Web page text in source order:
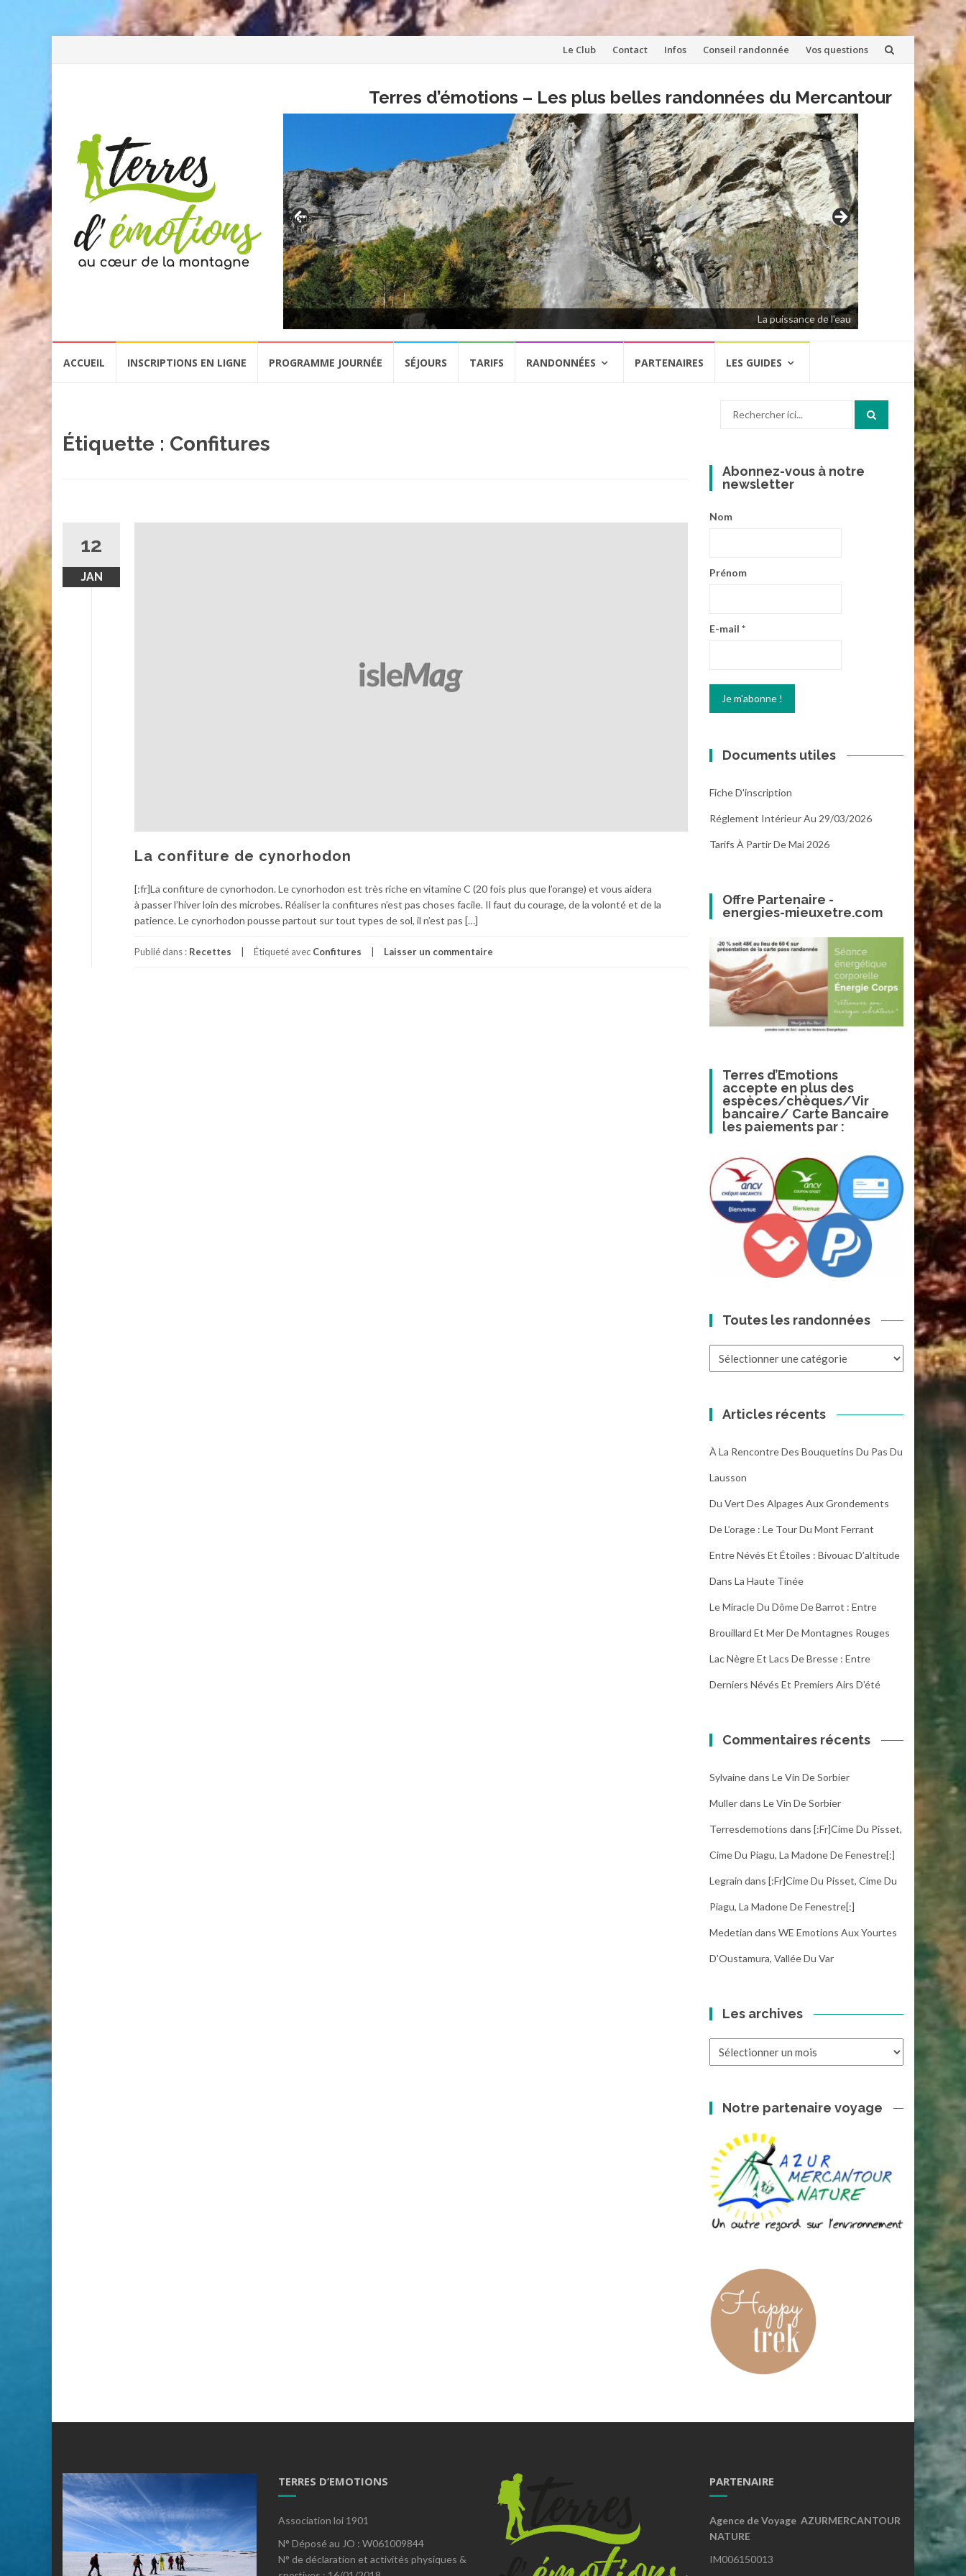
Aller
contenu
Le Club Contact Infos Conseil randonnée Vos questions
Terres d’émotions – Les plus belles randonnées du Mercantour
La puissance de l'eau
Previous
ACCUEIL INSCRIPTIONS EN LIGNE PROGRAMME JOURNÉE SÉJOURS TARIFS RANDONNÉES PARTENAIRES LES GUIDES
Étiquette : Confitures
12
JAN
La confiture de cynorhodon
[:fr]La confiture de cynorhodon. Le cynorhodon est très riche en vitamine C (20 fois plus que l’orange) et vous aidera
à passer l’hiver loin des microbes. Réaliser la confitures n’est pas choses facile. Il faut du courage, de la volonté et de la
patience. Le cynorhodon pousse partout sur tout types de sol, il n’est pas […]
Publié dans : Recettes Étiqueté avec Confitures Laisser un commentaire
Abonnez-vous à notre
newsletter
Nom
Prénom
E-mail *
Documents utiles
Fiche D'inscription
Réglement Intérieur Au 29/03/2026
Tarifs À Partir De Mai 2026
Offre Partenaire -
energies-mieuxetre.com
Terres d’Emotions
accepte en plus des
espèces/chèques/Vir
bancaire/ Carte Bancaire
les paiements par :
Toutes les randonnées
Articles récents
À La Rencontre Des Bouquetins Du Pas Du
Lausson
Du Vert Des Alpages Aux Grondements
De L’orage : Le Tour Du Mont Ferrant
Entre Névés Et Étoiles : Bivouac D’altitude
Dans La Haute Tinée
Le Miracle Du Dôme De Barrot : Entre
Brouillard Et Mer De Montagnes Rouges
Lac Nègre Et Lacs De Bresse : Entre
Derniers Névés Et Premiers Airs D’été
Commentaires récents
Sylvainedans Le Vin De Sorbier
Mullerdans Le Vin De Sorbier
Terresdemotions dans [:fr]Cime Du Pisset,
Cime Du Piagu, La Madone De Fenestre[:]
Legrain dans [:fr]Cime Du Pisset, Cime Du
Piagu, La Madone De Fenestre[:]
Medetian dans WE Emotions Aux Yourtes
D’Oustamura, Vallée Du Var
Les archives
Notre partenaire voyage
TERRES D’EMOTIONS
Association loi 1901
N° Déposé au JO : W061009844
N° de déclaration et activités physiques &
PARTENAIRE
Agence de Voyage AZURMERCANTOUR
NATURE
IM006150013